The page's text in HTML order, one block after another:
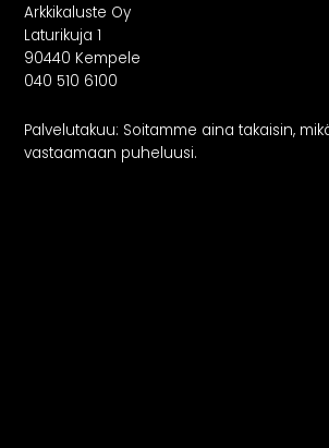
Yhteystiedot
Arkkikaluste Oy
Laturikuja 1
90440 Kempele
040 510 6100
Palvelutakuu: Soitamme aina takaisin,
vastaamaan puheluusi.